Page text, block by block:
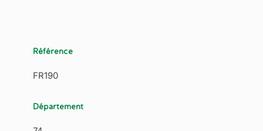
Référence
FR190
Département